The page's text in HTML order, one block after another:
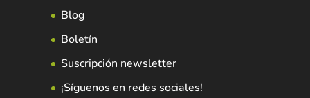
Blog
Boletín
Suscripción newsletter
¡Síguenos en redes sociales!